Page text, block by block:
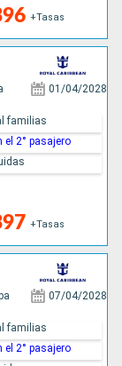
+Tasas
01/04/2028
+Tasas
familias
el 2° pasajero
07/04/2028
familias
el 2° pasajero